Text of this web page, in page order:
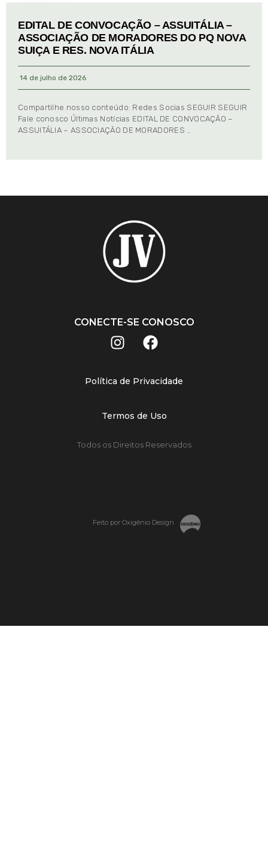
EDITAL DE CONVOCAÇÃO – ASSUITÁLIA –
ASSOCIAÇÃO DE MORADORES DO PQ NOVA
SUIÇA E RES. NOVA ITÁLIA
14 de julho de 2026
Compartilhe nosso conteúdo: Redes Socias SEGUIR SEGUIR
Fale conosco Últimas Notícias EDITAL DE CONVOCAÇÃO –
ASSUITÁLIA – ASSOCIAÇÃO DE MORADORES …
CONECTE-SE CONOSCO
Política de Privacidade
Termos de Uso
Todos os Direitos Reservados
Feito por Oxigênio Design